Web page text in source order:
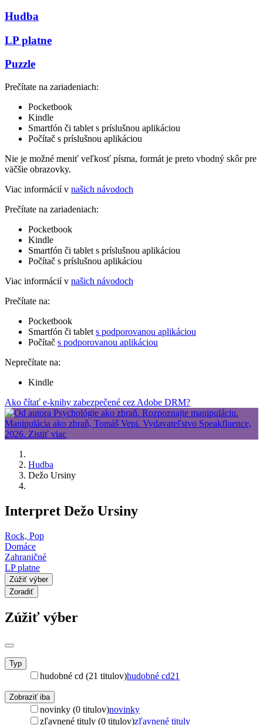
Hudba
LP platne
Puzzle
Prečítate na zariadeniach:
Pocketbook
Kindle
Smartfón či tablet s príslušnou aplikáciou
Počítač s príslušnou aplikáciou
Nie je možné meniť veľkosť písma, formát je preto vhodný skôr pre
väčšie obrazovky.
Viac informácií v našich návodoch
Prečítate na zariadeniach:
Pocketbook
Kindle
Smartfón či tablet s príslušnou aplikáciou
Počítač s príslušnou aplikáciou
Viac informácií v našich návodoch
Prečítate na:
Pocketbook
Smartfón či tablet s podporovanou aplikáciou
Počítač s podporovanou aplikáciou
Neprečítate na:
Kindle
Ako čítať e-knihy zabezpečené cez Adobe DRM?
Hudba
Dežo Ursiny
Interpret Dežo Ursiny
Rock, Pop
Domáce
Zahraničné
LP platne
Zúžiť výber
Zoradiť
Zúžiť výber
Typ
hudobné cd (21 titulov)hudobné cd21
Zobraziť iba
novinky (0 titulov)novinky
zľavnené tituly (0 titulov)zľavnené tituly